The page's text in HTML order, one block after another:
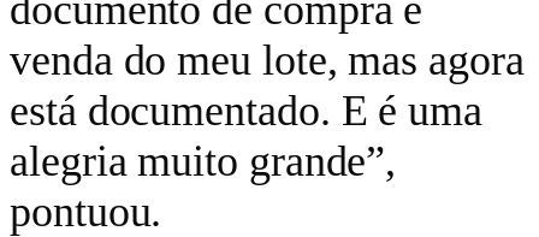
venda do meu lote, mas agora
está documentado. E é uma
alegria muito grande”,
pontuou.